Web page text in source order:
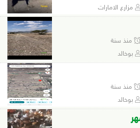
مزارع الامارات
منذ سنة
بوخالد
منذ سنة
بوخالد